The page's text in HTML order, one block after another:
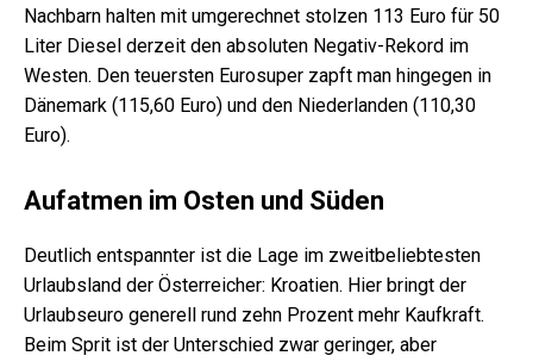
Nachbarn halten mit umgerechnet stolzen 113 Euro für 50
Liter Diesel derzeit den absoluten Negativ-Rekord im
Westen. Den teuersten Eurosuper zapft man hingegen in
Dänemark (115,60 Euro) und den Niederlanden (110,30
Euro).
Aufatmen im Osten und Süden
Deutlich entspannter ist die Lage im zweitbeliebtesten
Urlaubsland der Österreicher: Kroatien. Hier bringt der
Urlaubseuro generell rund zehn Prozent mehr Kaufkraft.
Beim Sprit ist der Unterschied zwar geringer, aber